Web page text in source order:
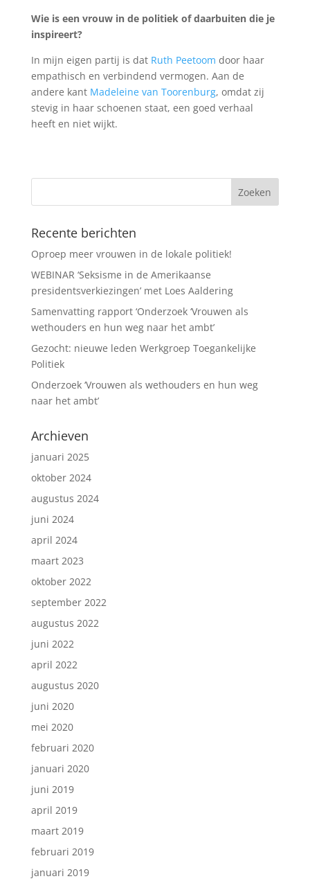
Wie is een vrouw in de politiek of daarbuiten die je
inspireert?
In mijn eigen partij is dat Ruth Peetoom door haar
empathisch en verbindend vermogen. Aan de
andere kant Madeleine van Toorenburg, omdat zij
stevig in haar schoenen staat, een goed verhaal
heeft en niet wijkt.
Recente berichten
Oproep meer vrouwen in de lokale politiek!
WEBINAR ‘Seksisme in de Amerikaanse
presidentsverkiezingen’ met Loes Aaldering
Samenvatting rapport ‘Onderzoek ‘Vrouwen als
wethouders en hun weg naar het ambt’
Gezocht: nieuwe leden Werkgroep Toegankelijke
Politiek
Onderzoek ‘Vrouwen als wethouders en hun weg
naar het ambt’
Archieven
januari 2025
oktober 2024
augustus 2024
juni 2024
april 2024
maart 2023
oktober 2022
september 2022
augustus 2022
juni 2022
april 2022
augustus 2020
juni 2020
mei 2020
februari 2020
januari 2020
juni 2019
april 2019
maart 2019
februari 2019
januari 2019